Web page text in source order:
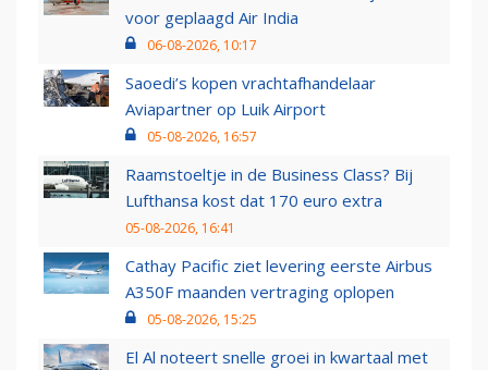
voor geplaagd Air India
06-08-2026, 10:17
Saoedi’s kopen vrachtafhandelaar
Aviapartner op Luik Airport
05-08-2026, 16:57
Raamstoeltje in de Business Class? Bij
Lufthansa kost dat 170 euro extra
05-08-2026, 16:41
Cathay Pacific ziet levering eerste Airbus
A350F maanden vertraging oplopen
05-08-2026, 15:25
El Al noteert snelle groei in kwartaal met